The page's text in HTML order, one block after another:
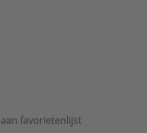
favorietenlijst